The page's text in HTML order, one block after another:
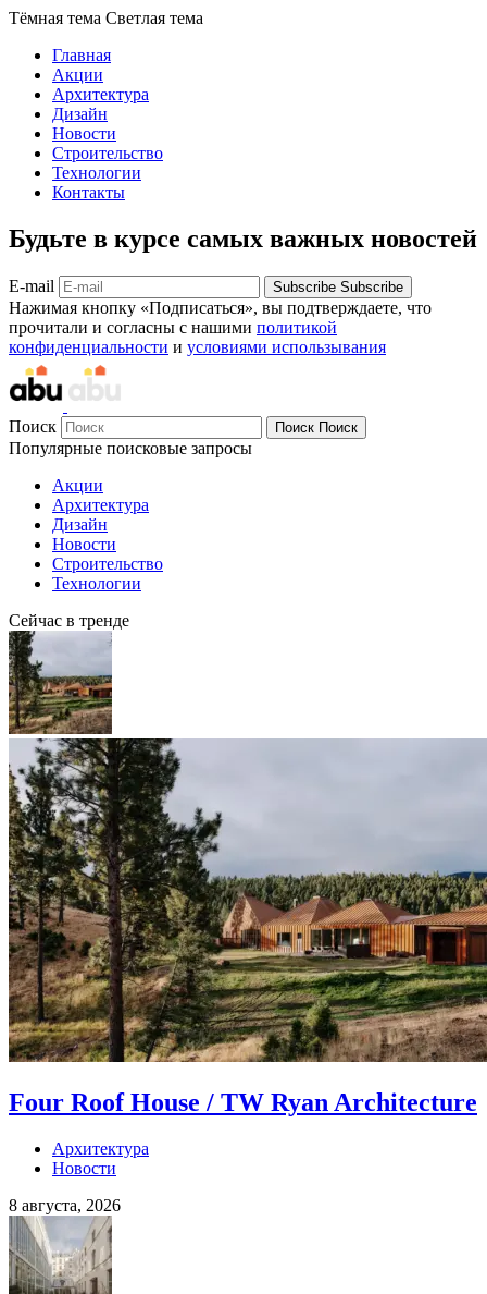
Тёмная тема Светлая тема
Главная
Акции
Архитектура
Дизайн
Новости
Строительство
Технологии
Контакты
Будьте в курсе самых важных новостей
E-mail Subscribe Subscribe
Нажимая кнопку «Подписаться», вы подтверждаете, что
прочитали и согласны с нашими политикой
конфиденциальности и условиями использывания
Поиск Поиск Поиск
Популярные поисковые запросы
Акции
Архитектура
Дизайн
Новости
Строительство
Технологии
Сейчас в тренде
Four Roof House / TW Ryan Architecture
Архитектура
Новости
8 августа, 2026